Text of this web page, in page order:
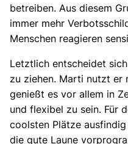
betreiben. Aus diesem
immer mehr
Menschen reagieren
Letztlich entscheidet
zu ziehen. Marti nutzt er
genießt es vor allem in
und flexibel zu sein. Für
coolsten Plätze
die gute Laune